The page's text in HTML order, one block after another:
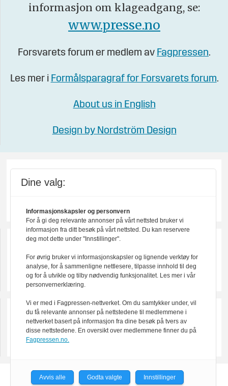
informasjon om klageadgang, se:
www.presse.no
Forsvarets forum er medlem av Fagpressen.
Les mer i Formålsparagraf for Forsvarets forum.
About us in English
Design by Nordström Design
Powered by Labrador CMS
Dine valg:
Informasjonskapsler og personvern
For å gi deg relevante annonser på vårt nettsted bruker vi
informasjon fra ditt besøk på vårt nettsted. Du kan reservere
deg mot dette under "Innstillinger".
For øvrig bruker vi informasjonskapsler og lignende verktøy for
analyse, for å sammenligne nettlesere, tilpasse innhold til deg
og for å utvikle og tilby nødvendig funksjonalitet. Les mer i vår
personvernerklæring.
Vi er med i Fagpressen-nettverket. Om du samtykker under, vil
du få relevante annonser på nettstedene til medlemmene i
nettverket basert på informasjon fra dine besøk på tvers av
disse nettstedene. En oversikt over medlemmene finner du på
Fagpressen.no.
Avvis alle Godta valgte Innstillinger